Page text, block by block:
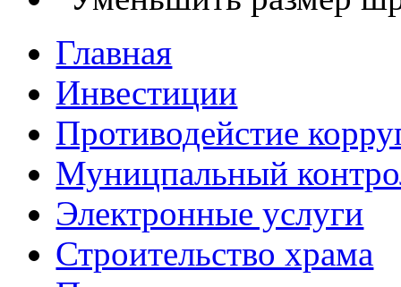
Главная
Инвестиции
Противодейстие
Муницпальный
Электронные услуги
Строительство храма